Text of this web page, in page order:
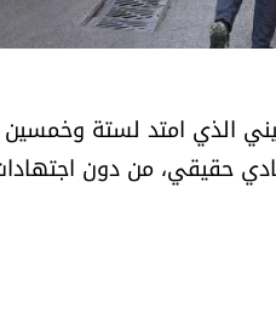
الذي امتد لستة وخمسين
حقيقي، من دون